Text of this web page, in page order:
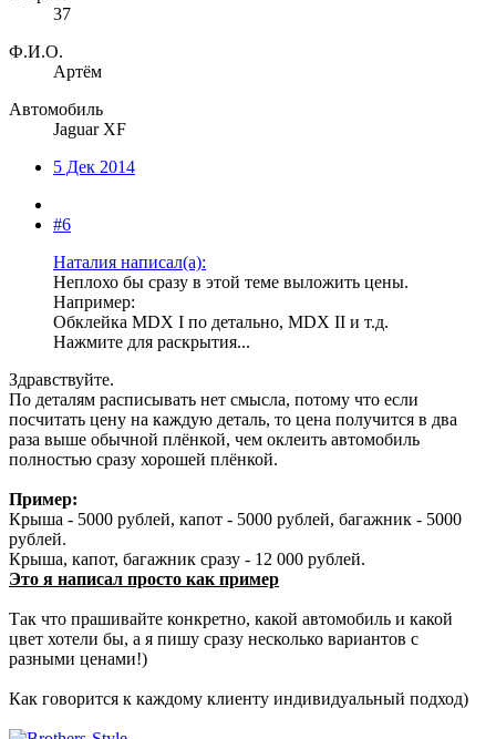
37
Ф.И.О.
Артём
Автомобиль
Jaguar XF
5 Дек 2014
#6
Наталия написал(а):
Неплохо бы сразу в этой теме выложить цены.
Например:
Обклейка MDX I по детально, MDX II и т.д.
Нажмите для раскрытия...
Здравствуйте.
По деталям расписывать нет смысла, потому что если
посчитать цену на каждую деталь, то цена получится в два
раза выше обычной плёнкой, чем оклеить автомобиль
полностью сразу хорошей плёнкой.
Пример:
Крыша - 5000 рублей, капот - 5000 рублей, багажник - 5000
рублей.
Крыша, капот, багажник сразу - 12 000 рублей.
Это я написал просто как пример
Так что прашивайте конкретно, какой автомобиль и какой
цвет хотели бы, а я пишу сразу несколько вариантов с
разными ценами!)
Как говорится к каждому клиенту индивидуальный подход)